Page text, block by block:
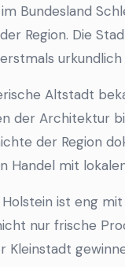
Bundesland
Region. Die
Altstadt
der Architektur
der Region
Handel mit
ist eng
nur frische
Kleinstadt